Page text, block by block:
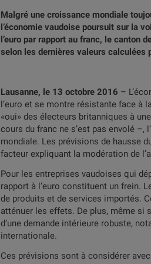
Malgré une croissance mondiale
l’économie vaudoise poursuit sur la
l’euro par rapport au franc, le canton
selon les dernières valeurs calculées
Lausanne, le 13 octobre 2016 –
l’euro et se montre résistante face à
«oui» des électeurs britanniques à
cours du franc ne s’est pas envolé
mondiale. Les prévisions de hausse
facteur expliquant la modération de
Pour les entreprises vaudoises qui
rapport à l’euro constituent un frein.
de produits et de services importés.
atténuer les effets. De plus, même si
d’une demande intérieure robuste,
internationale.
Ces prévisions sont à considérer